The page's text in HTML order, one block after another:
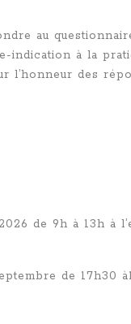
au
indication à la
l’honneur des
de 9h à 13h à
de 17h30